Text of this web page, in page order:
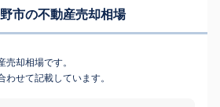
市の不動産売却相場
却相場です。
せて記載しています。